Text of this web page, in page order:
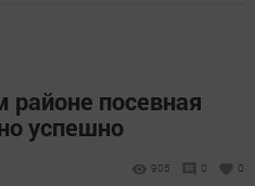
посевная
успешно
905 0 0